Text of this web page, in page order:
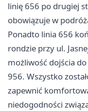
linię 656 po drugiej
obowiązuje w
Ponadto linia 656
rondzie przy ul.
możliwość dojścia
956. Wszystko
zapewnić
niedogodności